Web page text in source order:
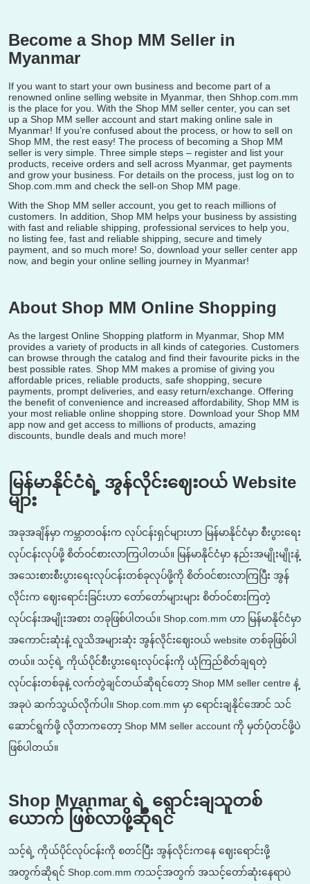
Become a Shop MM Seller in
Myanmar
If you want to start your own business and become part of a
renowned online selling website in Myanmar, then Shhop.com.mm
is the place for you. With the Shop MM seller center, you can set
up a Shop MM seller account and start making online sale in
Myanmar! If you’re confused about the process, or how to sell on
Shop MM, the rest easy! The process of becoming a Shop MM
seller is very simple. Three simple steps – register and list your
products, receive orders and sell across Myanmar, get payments
and grow your business. For details on the process, just log on to
Shop.com.mm and check the sell-on Shop MM page.
With the Shop MM seller account, you get to reach millions of
customers. In addition, Shop MM helps your business by assisting
with fast and reliable shipping, professional services to help you,
no listing fee, fast and reliable shipping, secure and timely
payment, and so much more! So, download your seller center app
now, and begin your online selling journey in Myanmar!
About Shop MM Online Shopping
As the largest Online Shopping platform in Myanmar, Shop MM
provides a variety of products in all kinds of categories. Customers
can browse through the catalog and find their favourite picks in the
best possible rates. Shop MM makes a promise of giving you
affordable prices, reliable products, safe shopping, secure
payments, prompt deliveries, and easy return/exchange. Offering
the benefit of convenience and increased affordability, Shop MM is
your most reliable online shopping store. Download your Shop MM
app now and get access to millions of products, amazing
discounts, bundle deals and much more!
မြန်မာနိုင်ငံရဲ့ အွန်လိုင်းဈေးဝယ် Website
များ
အခုအချိန်မှာ ကမ္ဘာတဝန်းက လုပ်ငန်းရှင်များဟာ မြန်မာနိုင်ငံမှာ စီးပွားရေး
လုပ်ငန်းလုပ်ဖို့ စိတ်ဝင်စားလာကြပါတယ်။ မြန်မာနိုင်ငံမှာ နည်းအမျိုးမျိုးနဲ့
အသေးစားစီးပွားရေးလုပ်ငန်းတစ်ခုလုပ်ဖို့ကို စိတ်ဝင်စားလာကြပြီး အွန်
လိုင်းက ဈေးရောင်းခြင်းဟာ တော်တော်များများ စိတ်ဝင်စားကြတဲ့
လုပ်ငန်းအမျိုးအစား တခုဖြစ်ပါတယ်။ Shop.com.mm ဟာ မြန်မာနိုင်ငံမှာ
အကောင်းဆုံးနဲ့ လူသိအများဆုံး အွန်လိုင်းဈေးဝယ် website တစ်ခုဖြစ်ပါ
တယ်။ သင့်ရဲ့ ကိုယ်ပိုင်စီးပွားရေးလုပ်ငန်းကို ယုံကြည်စိတ်ချရတဲ့
လုပ်ငန်းတစ်ခုနဲ့ လက်တွဲချင်တယ်ဆိုရင်တော့ Shop MM seller centre နဲ့
အခုပဲ ဆက်သွယ်လိုက်ပါ။ Shop.com.mm မှာ ရောင်းချနိုင်အောင် သင်
ဆောင်ရွက်ဖို့ လိုတာကတော့ Shop MM seller account ကို မှတ်ပုံတင်ဖို့ပဲ
ဖြစ်ပါတယ်။
Shop Myanmar ရဲ့ ရောင်းချသူတစ်
ယောက် ဖြစ်လာဖို့ဆိုရင်
သင့်ရဲ့ ကိုယ်ပိုင်လုပ်ငန်းကို စတင်ပြီး အွန်လိုင်းကနေ ဈေးရောင်းဖို့
အတွက်ဆိုရင် Shop.com.mm ကသင့်အတွက် အသင့်တော်ဆုံးနေရာပဲ